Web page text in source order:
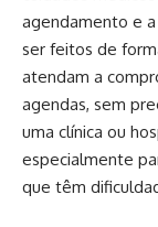
agendamento e
ser feitos de
atendam a
agendas, sem
uma clínica ou
especialmente
que têm